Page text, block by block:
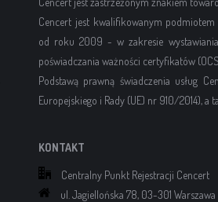
Cencert jest kwalifikowanym
od roku 2009 - w zakresie
poświadczania ważności certyfikatów
Podstawą prawną świadczenia usług
Europejskiego i Rady (UE) nr 910/2014),
KONTAKT
Centralny Punkt Rejestracji Cencert
ul. Jagiellońska 78, 03-301 Warszawa